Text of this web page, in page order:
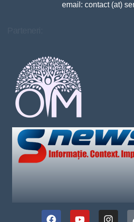
email: contact (at)